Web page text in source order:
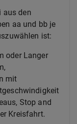
aus den
aa und bb je
ist:
oder Langer
mit
Stop and
Kreisfahrt.